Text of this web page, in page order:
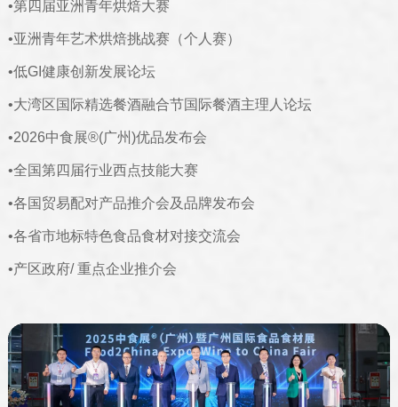
•第四届亚洲青年烘焙大赛
•亚洲青年艺术烘焙挑战赛（个人赛）
•低GI健康创新发展论坛
•大湾区国际精选餐酒融合节国际餐酒主理人论坛
•2026中食展®(广州)优品发布会
•全国第四届行业西点技能大赛
•各国贸易配对产品推介会及品牌发布会
•各省市地标特色食品食材对接交流会
•产区政府/ 重点企业推介会